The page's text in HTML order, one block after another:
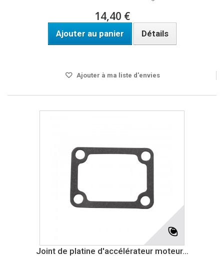
14,40 €
Ajouter au panier Détails
Ajouter à ma liste d'envies
Joint de platine d'accélérateur moteur...